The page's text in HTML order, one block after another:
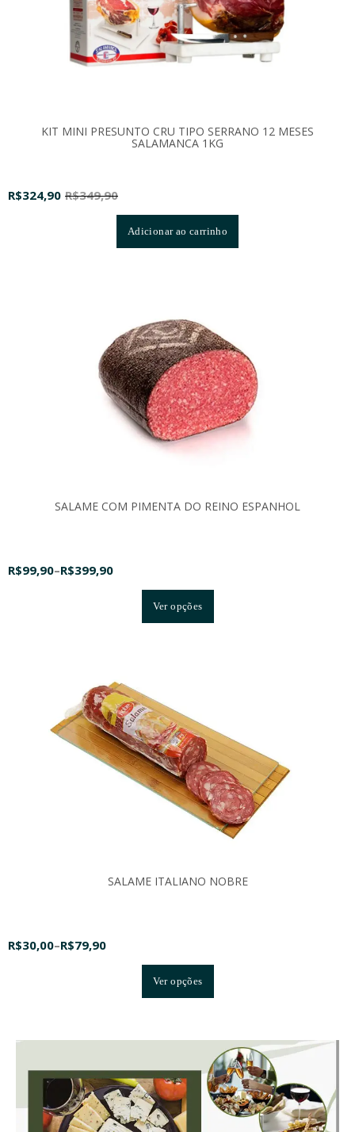
KIT MINI PRESUNTO CRU TIPO SERRANO 12 MESES
SALAMANCA 1KG
R$349,90
R$324,90
Adicionar ao carrinho
SALAME COM PIMENTA DO REINO ESPANHOL
R$99,90–R$399,90
Ver opções
SALAME ITALIANO NOBRE
R$30,00–R$79,90
Ver opções